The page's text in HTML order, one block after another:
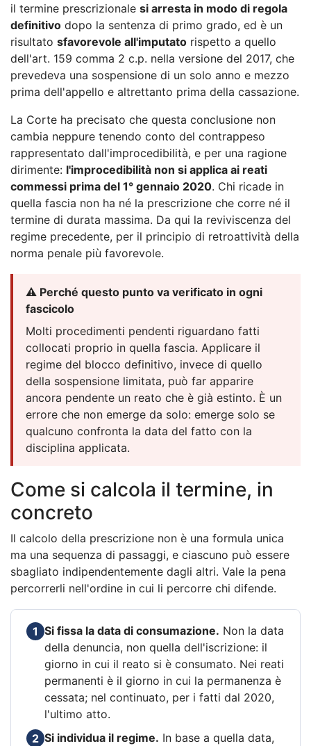
il termine prescrizionale si arresta in modo di regola
definitivo dopo la sentenza di primo grado, ed è un
risultato sfavorevole all'imputato rispetto a quello
dell'art. 159 comma 2 c.p. nella versione del 2017, che
prevedeva una sospensione di un solo anno e mezzo
prima dell'appello e altrettanto prima della cassazione.
La Corte ha precisato che questa conclusione non
cambia neppure tenendo conto del contrappeso
rappresentato dall'improcedibilità, e per una ragione
dirimente: l'improcedibilità non si applica ai reati
commessi prima del 1° gennaio 2020. Chi ricade in
quella fascia non ha né la prescrizione che corre né il
termine di durata massima. Da qui la reviviscenza del
regime precedente, per il principio di retroattività della
norma penale più favorevole.
⚠️ Perché questo punto va verificato in ogni
fascicolo
Molti procedimenti pendenti riguardano fatti
collocati proprio in quella fascia. Applicare il
regime del blocco definitivo, invece di quello
della sospensione limitata, può far apparire
ancora pendente un reato che è già estinto. È un
errore che non emerge da solo: emerge solo se
qualcuno confronta la data del fatto con la
disciplina applicata.
Come si calcola il termine, in
concreto
Il calcolo della prescrizione non è una formula unica
ma una sequenza di passaggi, e ciascuno può essere
sbagliato indipendentemente dagli altri. Vale la pena
percorrerli nell'ordine in cui li percorre chi difende.
1 Si fissa la data di consumazione. Non la data
della denuncia, non quella dell'iscrizione: il
giorno in cui il reato si è consumato. Nei reati
permanenti è il giorno in cui la permanenza è
cessata; nel continuato, per i fatti dal 2020,
l'ultimo atto.
2 Si individua il regime. In base a quella data,